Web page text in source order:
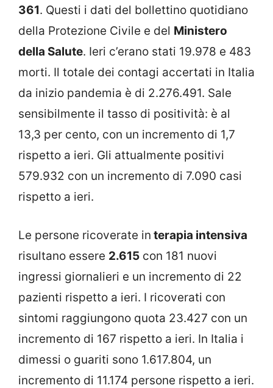
361. Questi i dati del bollettino quotidiano
della Protezione Civile e del Ministero
della Salute. Ieri c’erano stati 19.978 e 483
morti. Il totale dei contagi accertati in Italia
da inizio pandemia è di 2.276.491. Sale
sensibilmente il tasso di positività: è al
13,3 per cento, con un incremento di 1,7
rispetto a ieri. Gli attualmente positivi
579.932 con un incremento di 7.090 casi
rispetto a ieri.
Le persone ricoverate in terapia intensiva
risultano essere 2.615 con 181 nuovi
ingressi giornalieri e un incremento di 22
pazienti rispetto a ieri. I ricoverati con
sintomi raggiungono quota 23.427 con un
incremento di 167 rispetto a ieri. In Italia i
dimessi o guariti sono 1.617.804, un
incremento di 11.174 persone rispetto a ieri.